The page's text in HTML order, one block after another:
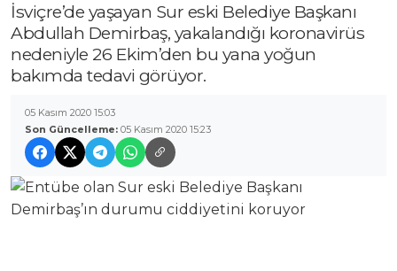
İsviçre’de yaşayan Sur eski Belediye Başkanı
Abdullah Demirbaş, yakalandığı koronavirüs
nedeniyle 26 Ekim’den bu yana yoğun
bakımda tedavi görüyor.
05 Kasım 2020 15:03
Son Güncelleme: 05 Kasım 2020 15:23